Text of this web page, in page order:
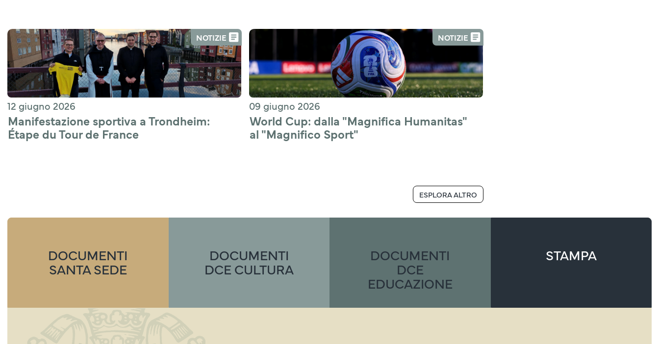
NOTIZIE
12 giugno 2026
Manifestazione sportiva a Trondheim:
Étape du Tour de France
NOTIZIE
09 giugno 2026
World Cup: dalla "Magnifica Humanitas"
al "Magnifico Sport"
ESPLORA ALTRO
DOCUMENTI
SANTA SEDE
DOCUMENTI
DCE CULTURA
DOCUMENTI
DCE
EDUCAZIONE
STAMPA